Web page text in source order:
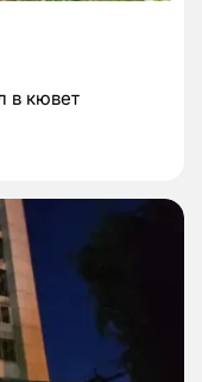
в кювет